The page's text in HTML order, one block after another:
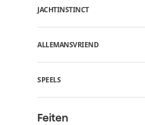
JACHTINSTINCT
ALLEMANSVRIEND
SPEELS
Feiten